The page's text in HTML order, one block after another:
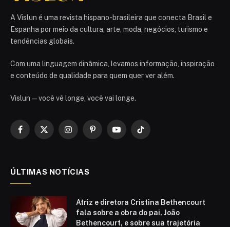
A Vislun é uma revista hispano-brasileira que conecta Brasil e
Espanha por meio da cultura, arte, moda, negócios, turismo e
tendências globais.
Com uma linguagem dinâmica, levamos informação, inspiração
e conteúdo de qualidade para quem quer ver além.
Vislun — você vê longe, você vai longe.
Facebook
X
InstagramPinterestYouTubeTikTok
ÚLTIMAS NOTÍCIAS
Atriz e diretora Cristina Bethencourt
fala sobre a obra do pai, João
Bethencourt, e sobre sua trajetória